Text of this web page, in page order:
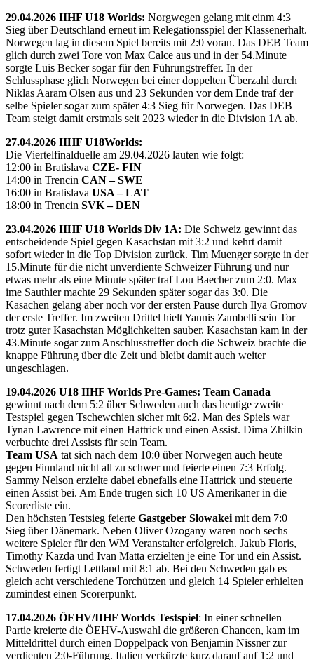
29.04.2026 IIHF U18 Worlds: Norgwegen gelang mit einm 4:3
Sieg über Deutschland erneut im Relegationsspiel der Klassenerhalt.
Norwegen lag in diesem Spiel bereits mit 2:0 voran. Das DEB Team
glich durch zwei Tore von Max Calce aus und in der 54.Minute
sorgte Luis Becker sogar für den Führungstreffer. In der
Schlussphase glich Norwegen bei einer doppelten Überzahl durch
Niklas Aaram Olsen aus und 23 Sekunden vor dem Ende traf der
selbe Spieler sogar zum später 4:3 Sieg für Norwegen. Das DEB
Team steigt damit erstmals seit 2023 wieder in die Division 1A ab.
27.04.2026 IIHF U18Worlds:
Die Viertelfinalduelle am 29.04.2026 lauten wie folgt:
12:00 in Bratislava CZE- FIN
14:00 in Trencin CAN – SWE
16:00 in Bratislava USA – LAT
18:00 in Trencin SVK – DEN
23.04.2026 IIHF U18 Worlds Div 1A: Die Schweiz gewinnt das
entscheidende Spiel gegen Kasachstan mit 3:2 und kehrt damit
sofort wieder in die Top Division zurück. Tim Muenger sorgte in der
15.Minute für die nicht unverdiente Schweizer Führung und nur
etwas mehr als eine Minute später traf Lou Baecher zum 2:0. Max
ime Sauthier machte 29 Sekunden später sogar das 3:0. Die
Kasachen gelang aber noch vor der ersten Pause durch Ilya Gromov
der erste Treffer. Im zweiten Drittel hielt Yannis Zambelli sein Tor
trotz guter Kasachstan Möglichkeiten sauber. Kasachstan kam in der
43.Minute sogar zum Anschlusstreffer doch die Schweiz brachte die
knappe Führung über die Zeit und bleibt damit auch weiter
ungeschlagen.
19.04.2026 U18 IIHF Worlds Pre-Games: Team Canada
gewinnt nach dem 5:2 über Schweden auch das heutige zweite
Testspiel gegen Tschewchien sicher mit 6:2. Man des Spiels war
Tynan Lawrence mit einen Hattrick und einen Assist. Dima Zhilkin
verbuchte drei Assists für sein Team.
Team USA tat sich nach dem 10:0 über Norwegen auch heute
gegen Finnland nicht all zu schwer und feierte einen 7:3 Erfolg.
Sammy Nelson erzielte dabei ebnefalls eine Hattrick und steuerte
einen Assist bei. Am Ende trugen sich 10 US Amerikaner in die
Scorerliste ein.
Den höchsten Testsieg feierte Gastgeber Slowakei mit dem 7:0
Sieg über Dänemark. Neben Oliver Ozogany waren noch sechs
weitere Spieler für den WM Veranstalter erfolgreich. Jakub Floris,
Timothy Kazda und Ivan Matta erzielten je eine Tor und ein Assist.
Schweden fertigt Lettland mit 8:1 ab. Bei den Schweden gab es
gleich acht verschiedene Torchützen und gleich 14 Spieler erhielten
zumindest einen Scorerpunkt.
17.04.2026 ÖEHV/IIHF Worlds Testspiel: In einer schnellen
Partie kreierte die ÖEHV-Auswahl die größeren Chancen, kam im
Mitteldrittel durch einen Doppelpack von Benjamin Nissner zur
verdienten 2:0-Führung. Italien verkürzte kurz darauf auf 1:2 und